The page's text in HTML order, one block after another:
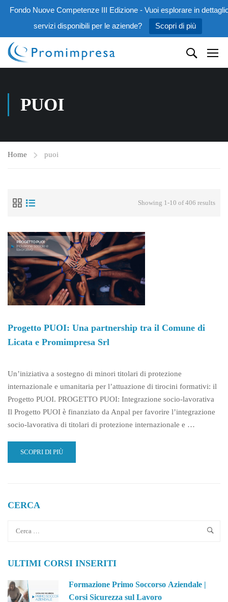
Fondo Nuove Competenze III Edizione - Vuoi esplorare in
servizi disponibili per le aziende?
Scopri di più
PUOI
Home puoi
Showing 1-10 of 406 results
Progetto PUOI: Una partnership tra il Comune di
Licata e Promimpresa Srl
Un’iniziativa a sostegno di minori titolari di protezione
internazionale e umanitaria per l’attuazione di tirocini formativi: il
Progetto PUOI. PROGETTO PUOI: Integrazione socio-lavorativa
Il Progetto PUOI è finanziato da Anpal per favorire l’integrazione
socio-lavorativa di titolari di protezione internazionale e …
READ
MORE
UNA
IL
LICATA
PROMIMPRESA
SRL
SCOPRI DI PIÙ
CERCA
ULTIMI CORSI INSERITI
Formazione Primo Soccorso Aziendale |
Corsi Sicurezza sul Lavoro